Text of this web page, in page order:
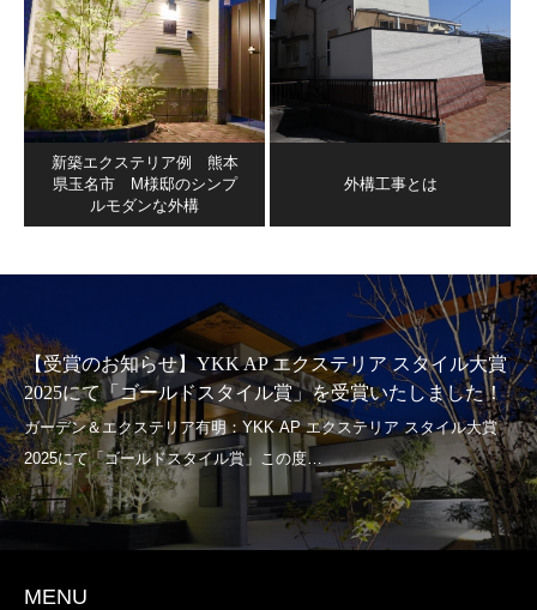
新築エクステリア例 熊本
県玉名市 M様邸のシンプ
ルモダンな外構
外構工事とは
【受賞のお知らせ】YKK AP エクステリア スタイル大賞
2025にて「ゴールドスタイル賞」を受賞いたしました！
MENU